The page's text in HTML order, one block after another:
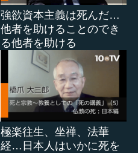
強欲資本主義は死んだ…
他者を助けることのでき
る他者を助ける
極楽往生、坐禅、法華
経…日本人はいかに死を